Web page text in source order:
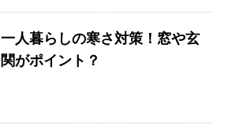
一人暮らしの寒さ対策！窓や玄
関がポイント？